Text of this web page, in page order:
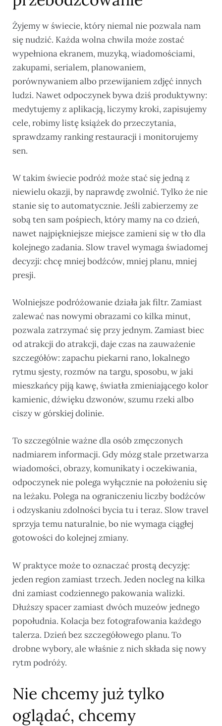
Żyjemy w świecie, który niemal nie pozwala nam
się nudzić. Każda wolna chwila może zostać
wypełniona ekranem, muzyką, wiadomościami,
zakupami, serialem, planowaniem,
porównywaniem albo przewijaniem zdjęć innych
ludzi. Nawet odpoczynek bywa dziś produktywny:
medytujemy z aplikacją, liczymy kroki, zapisujemy
cele, robimy listę książek do przeczytania,
sprawdzamy ranking restauracji i monitorujemy
sen.
W takim świecie podróż może stać się jedną z
niewielu okazji, by naprawdę zwolnić. Tylko że nie
stanie się to automatycznie. Jeśli zabierzemy ze
sobą ten sam pośpiech, który mamy na co dzień,
nawet najpiękniejsze miejsce zamieni się w tło dla
kolejnego zadania. Slow travel wymaga świadomej
decyzji: chcę mniej bodźców, mniej planu, mniej
presji.
Wolniejsze podróżowanie działa jak filtr. Zamiast
zalewać nas nowymi obrazami co kilka minut,
pozwala zatrzymać się przy jednym. Zamiast biec
od atrakcji do atrakcji, daje czas na zauważenie
szczegółów: zapachu piekarni rano, lokalnego
rytmu sjesty, rozmów na targu, sposobu, w jaki
mieszkańcy piją kawę, światła zmieniającego kolor
kamienic, dźwięku dzwonów, szumu rzeki albo
ciszy w górskiej dolinie.
To szczególnie ważne dla osób zmęczonych
nadmiarem informacji. Gdy mózg stale przetwarza
wiadomości, obrazy, komunikaty i oczekiwania,
odpoczynek nie polega wyłącznie na położeniu się
na leżaku. Polega na ograniczeniu liczby bodźców
i odzyskaniu zdolności bycia tu i teraz. Slow travel
sprzyja temu naturalnie, bo nie wymaga ciągłej
gotowości do kolejnej zmiany.
W praktyce może to oznaczać prostą decyzję:
jeden region zamiast trzech. Jeden nocleg na kilka
dni zamiast codziennego pakowania walizki.
Dłuższy spacer zamiast dwóch muzeów jednego
popołudnia. Kolacja bez fotografowania każdego
talerza. Dzień bez szczegółowego planu. To
drobne wybory, ale właśnie z nich składa się nowy
rytm podróży.
Nie chcemy już tylko
oglądać, chcemy